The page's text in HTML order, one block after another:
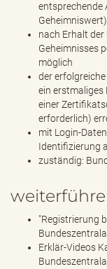
entsprechende
nach Erhalt
Geheimnisses
möglich
der
ein erstmaliges
einer
erforderlich)
mit Login-
Identifizierung
zuständig:
"Registrierung
Erklär-Videos